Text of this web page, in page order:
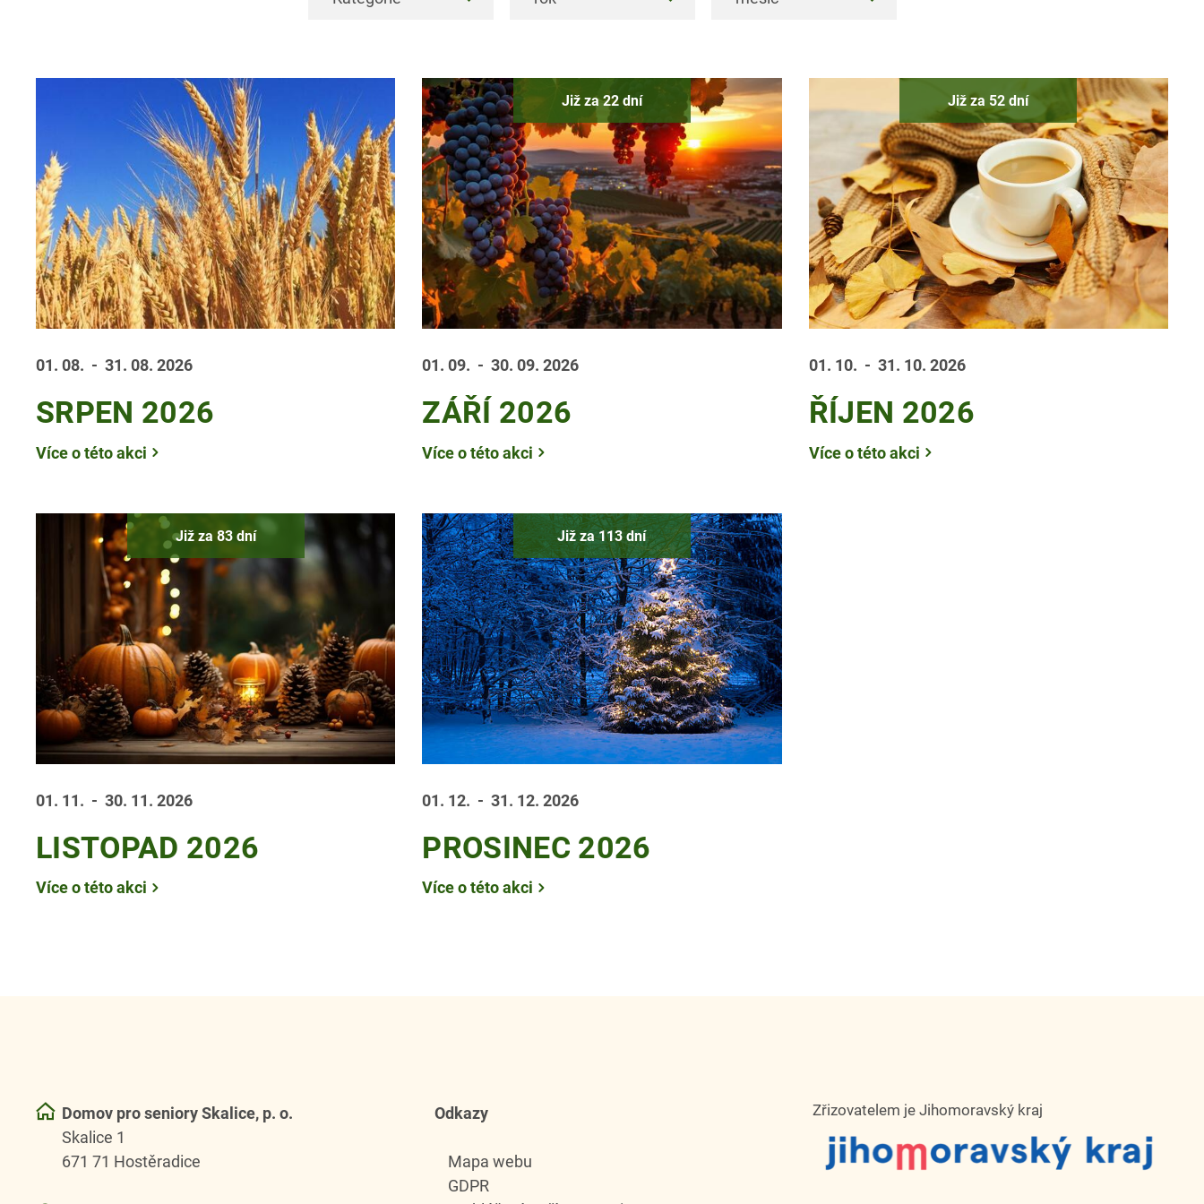
01. 08. - 31. 08. 2026
SRPEN 2026
Více o této akci
Již za 22 dní
01. 09. - 30. 09.2026
ZÁŘÍ 2026
Více o této akci
Již za 52 dní
01. 10. - 31. 10. 2026
ŘÍJEN 2026
Více o této akci
Již za 83 dní
01. 11. - 30. 11. 2026
LISTOPAD 2026
Více o této akci
Již za 113 dní
01. 12. - 31. 12.2026
PROSINEC 2026
Více o této akci
Domov pro seniory Skalice, p. o.
Skalice 1
671 71 Hostěradice
Odkazy
Mapa webu
GDPR
Zřizovatelem je Jihomoravský kraj